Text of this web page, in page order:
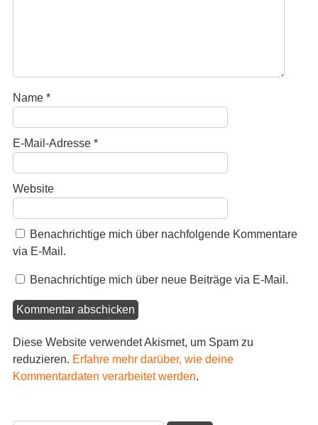
Name *
E-Mail-Adresse *
Website
Benachrichtige mich über nachfolgende Kommentare
via E-Mail.
Benachrichtige mich über neue Beiträge via E-Mail.
Diese Website verwendet Akismet, um Spam zu
reduzieren. Erfahre mehr darüber, wie deine
Kommentardaten verarbeitet werden.